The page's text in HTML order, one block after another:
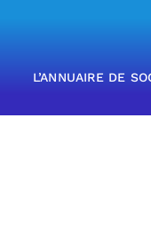
L’ANNUAIRE DE